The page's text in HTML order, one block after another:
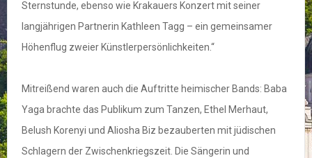
Sternstunde, ebenso wie Krakauers Konzert mit seiner
langjährigen Partnerin Kathleen Tagg – ein gemeinsamer
Höhenflug zweier Künstlerpersönlichkeiten.“
Mitreißend waren auch die Auftritte heimischer Bands: Baba
Yaga brachte das Publikum zum Tanzen, Ethel Merhaut,
Belush Korenyi und Aliosha Biz bezauberten mit jüdischen
Schlagern der Zwischenkriegszeit. Die Sängerin und